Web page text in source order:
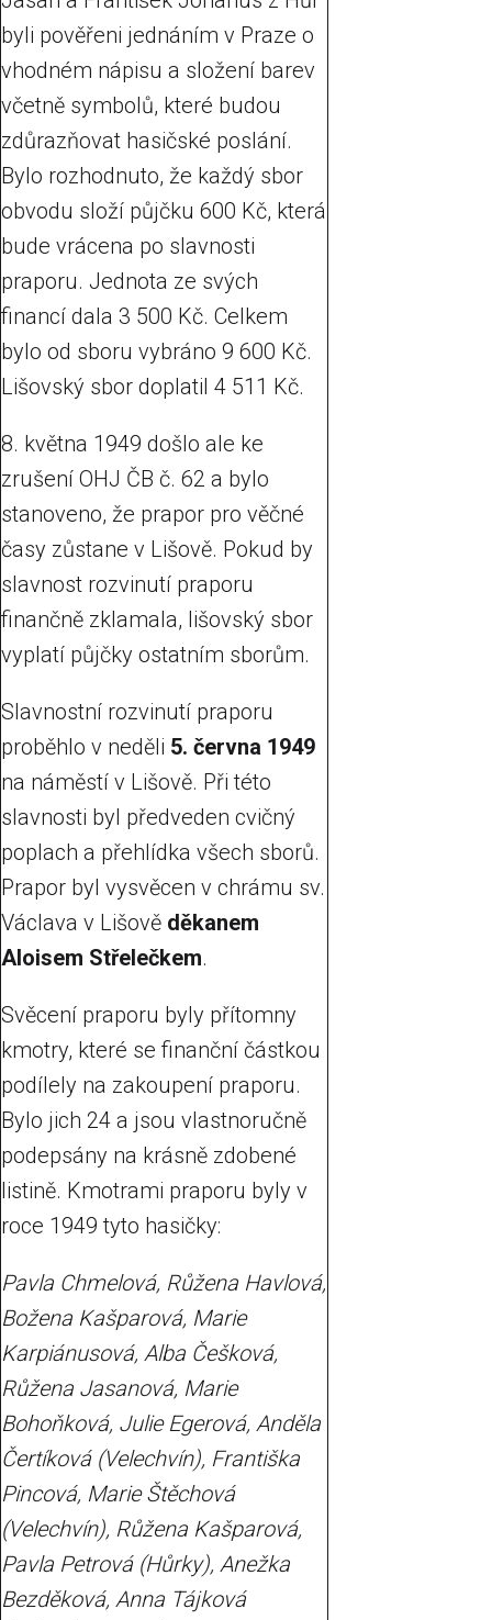
byli pověřeni jednáním v Praze o
vhodném nápisu a složení barev
včetně symbolů, které budou
zdůrazňovat hasičské poslání.
Bylo rozhodnuto, že každý sbor
obvodu složí půjčku 600 Kč, která
bude vrácena po slavnosti
praporu. Jednota ze svých
financí dala 3 500 Kč. Celkem
bylo od sboru vybráno 9 600 Kč.
Lišovský sbor doplatil 4 511 Kč.
8. května 1949 došlo ale ke
zrušení OHJ ČB č. 62 a bylo
stanoveno, že prapor pro věčné
časy zůstane v Lišově. Pokud by
slavnost rozvinutí praporu
finančně zklamala, lišovský sbor
vyplatí půjčky ostatním sborům.
Slavnostní rozvinutí praporu
proběhlo v neděli 5. června 1949
na náměstí v Lišově. Při této
slavnosti byl předveden cvičný
poplach a přehlídka všech sborů.
Prapor byl vysvěcen v chrámu sv.
Václava v Lišově děkanem
Aloisem Střelečkem.
Svěcení praporu byly přítomny
kmotry, které se finanční částkou
podílely na zakoupení praporu.
Bylo jich 24 a jsou vlastnoručně
podepsány na krásně zdobené
listině. Kmotrami praporu byly v
roce 1949 tyto hasičky:
Pavla Chmelová, Růžena Havlová,
Božena Kašparová, Marie
Karpiánusová, Alba Češková,
Růžena Jasanová, Marie
Bohoňková, Julie Egerová, Anděla
Čertíková (Velechvín), Františka
Pincová, Marie Štěchová
(Velechvín), Růžena Kašparová,
Pavla Petrová (Hůrky), Anežka
Bezděková, Anna Tájková